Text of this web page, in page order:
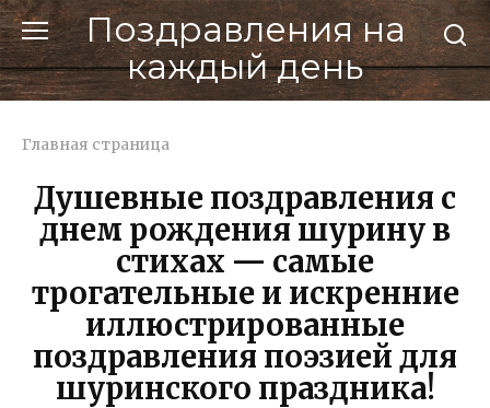
Перейти
к
контенту
Поздравления на
каждый день
Главная страница
Душевные поздравления с
днем рождения шурину в
стихах — самые
трогательные и искренние
иллюстрированные
поздравления поэзией для
шуринского праздника!